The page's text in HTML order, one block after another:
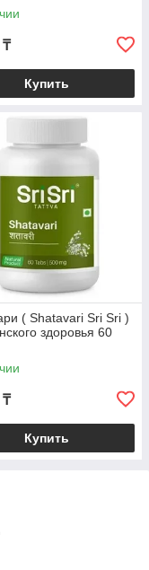
₸
Купить
( Shatavari Sri Sri )
здоровья 60
₸
Купить